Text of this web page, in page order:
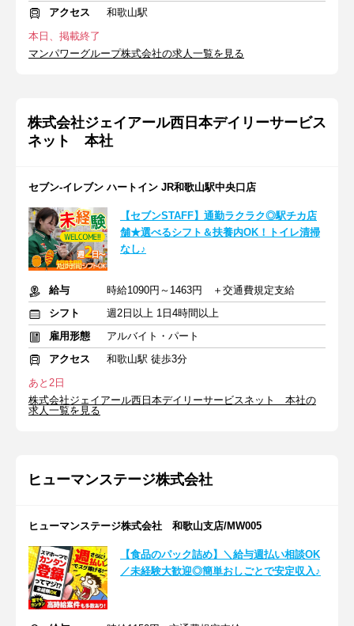
アクセス
和歌山駅
本日、掲載終了
マンパワーグループ株式会社の求人一覧を見る
株式会社ジェイアール西日本デイリーサービス
ネット 本社
セブン-イレブン ハートイン JR和歌山駅中央口店
【セブンSTAFF】通勤ラクラク◎駅チカ店
舗★選べるシフト＆扶養内OK！トイレ清掃
なし♪
給与
時給1090円～1463円 ＋交通費規定支給
シフト
週2日以上 1日4時間以上
雇用形態
アルバイト・パート
アクセス
和歌山駅 徒歩3分
あと2日
株式会社ジェイアール西日本デイリーサービスネット 本社の
求人一覧を見る
ヒューマンステージ株式会社
ヒューマンステージ株式会社 和歌山支店/MW005
【食品のパック詰め】＼給与週払い相談OK
／未経験大歓迎◎簡単おしごとで安定収入♪